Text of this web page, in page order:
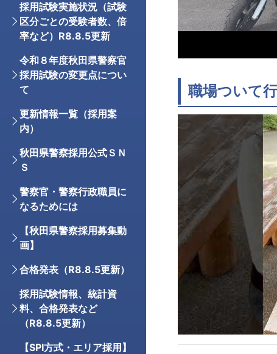
職場ついて
採用試験実施状況（試験
区分ごとの受験者数、倍
率など）R8.8.5更新
令和８年度秋田県警察官
採用試験の変更点につい
て
更新情報一覧（採用案
内）
秋田県警察採用公式ＳＮ
Ｓ
警察官・警察行政職員に
なるためには
【秋田県警察採用募集動
画】
合格発表（R8.8.5更新）
採用試験情報、統計資
料、合格発表など
（R8.8.5更新）
【SPI方式・エリア採用】